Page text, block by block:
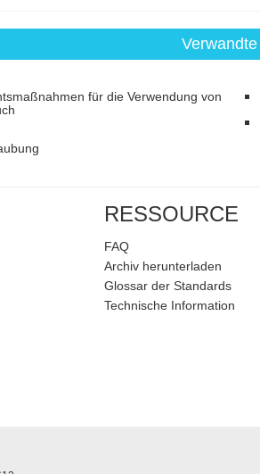
Verwandte
für die Verwendung von
RESSOURCE
FAQ
Archiv herunterladen
Glossar der Standards
Technische Information